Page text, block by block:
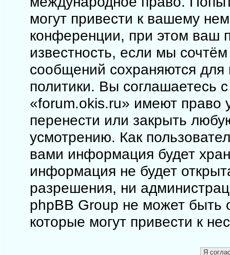
могут привести к вашему
конференции, при этом ваш
известность, если мы
сообщений сохраняются для
политики. Вы соглашаетесь
«forum.okis.ru» имеют право
перенести или закрыть
усмотрению. Как
вами информация будет
информация не будет
разрешения, ни
phpBB Group не может быть
которые могут привести к